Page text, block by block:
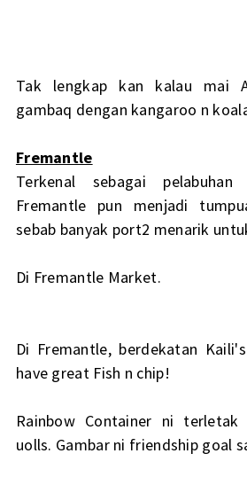
Tak lengkap kan kalau mai
gambaq dengan kangaroo n
Fremantle
Terkenal sebagai
Fremantle pun menjadi
sebab banyak port2 menarik
Di Fremantle Market.
Di Fremantle, berdekatan
have great Fish n chip!
Rainbow Container ni
uolls. Gambar ni friendship goal